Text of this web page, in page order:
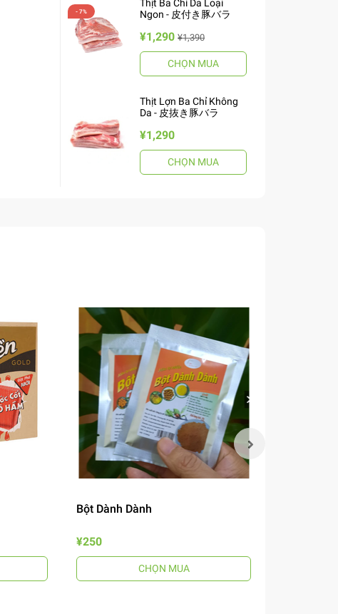
Thịt Ba Chỉ Da Loại
Ngon - 皮付き豚バラ
¥1,290 ¥1,390
CHỌN MUA
Thịt Lợn Ba Chỉ Không
Da - 皮抜き豚バラ
¥1,290
CHỌN MUA
Bột Dành Dành
¥250
CHỌN MUA